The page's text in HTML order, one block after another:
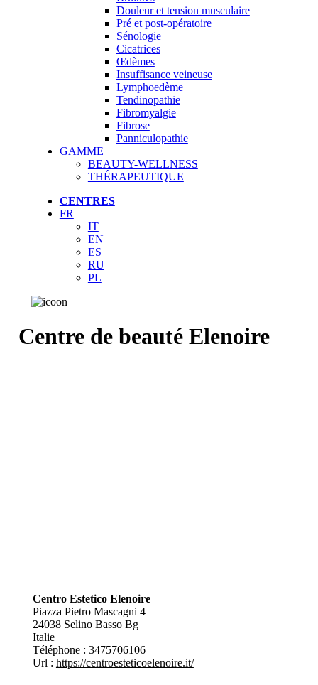
Douleur et tension musculaire
Pré et post-opératoire
Sénologie
Cicatrices
Œdèmes
Insuffisance veineuse
Lymphoedème
Tendinopathie
Fibromyalgie
Fibrose
Panniculopathie
GAMME
BEAUTY-WELLNESS
THÉRAPEUTIQUE
CENTRES
FR
IT
EN
ES
RU
PL
Centre de beauté Elenoire
Centro Estetico Elenoire
Piazza Pietro Mascagni 4
24038 Selino Basso Bg
Italie
Téléphone : 3475706106
Url : https://centroesteticoelenoire.it/